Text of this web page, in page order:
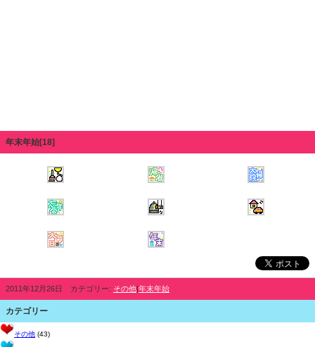
年末年始[18]
2011年12月26日 カテゴリー: その他|年末年始
カテゴリー
その他 (43)